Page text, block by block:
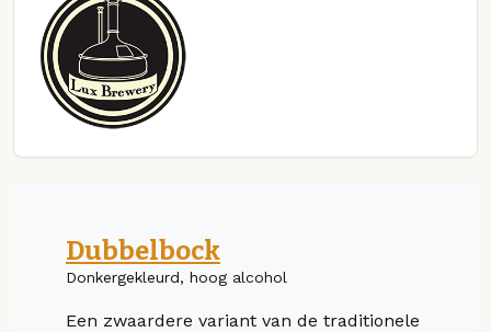
Dubbelbock
Donkergekleurd, hoog alcohol
Een zwaardere variant van de traditionele